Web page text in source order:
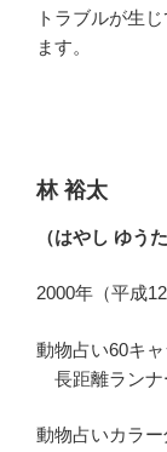
トラブルが生
ます。
林 裕太
（はやし ゆうた
2000年（平成
動物占い60キ
長距離ランナ
動物占いカラ